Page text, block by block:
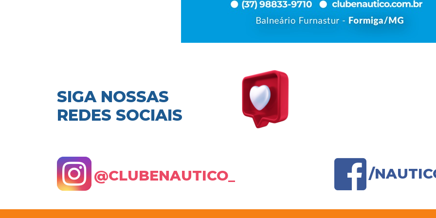
SIGA NOSSAS
REDES SOCIAIS
@CLUBENAUTICO_ /